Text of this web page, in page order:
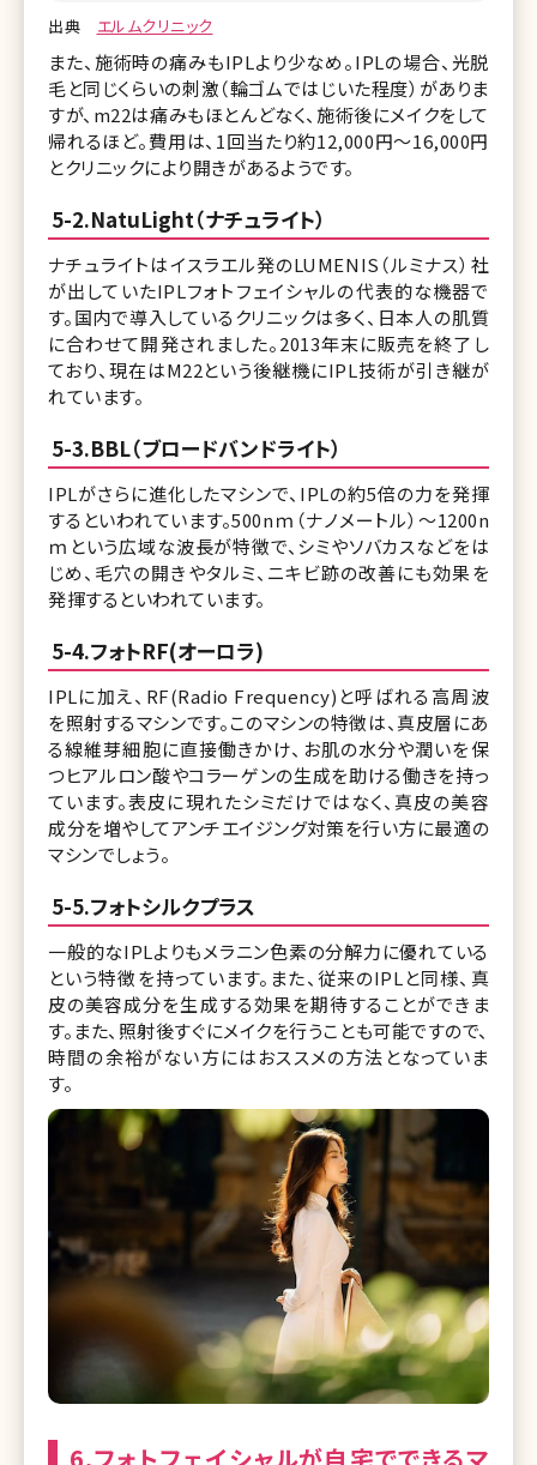
出典 エルムクリニック
また、施術時の痛みもIPLより少なめ。IPLの場合、光脱
毛と同じくらいの刺激（輪ゴムではじいた程度）がありま
すが、m22は痛みもほとんどなく、施術後にメイクをして
帰れるほど。費用は、1回当たり約12,000円〜16,000円
とクリニックにより開きがあるようです。
5-2.NatuLight（ナチュライト）
ナチュライトはイスラエル発のLUMENIS（ルミナス）社
が出していたIPLフォトフェイシャルの代表的な機器で
す。国内で導入しているクリニックは多く、日本人の肌質
に合わせて開発されました。2013年末に販売を終了し
ており、現在はM22という後継機にIPL技術が引き継が
れています。
5-3.BBL（ブロードバンドライト）
IPLがさらに進化したマシンで、IPLの約5倍の力を発揮
するといわれています。500nｍ（ナノメートル）～1200n
ｍという広域な波長が特徴で、シミやソバカスなどをは
じめ、毛穴の開きやタルミ、ニキビ跡の改善にも効果を
発揮するといわれています。
5-4.フォトRF(オーロラ)
IPLに加え、RF(Radio Frequency)と呼ばれる高周波
を照射するマシンです。このマシンの特徴は、真皮層にあ
る線維芽細胞に直接働きかけ、お肌の水分や潤いを保
つヒアルロン酸やコラーゲンの生成を助ける働きを持っ
ています。表皮に現れたシミだけではなく、真皮の美容
成分を増やしてアンチエイジング対策を行い方に最適の
マシンでしょう。
5-5.フォトシルクプラス
一般的なIPLよりもメラニン色素の分解力に優れている
という特徴を持っています。また、従来のIPLと同様、真
皮の美容成分を生成する効果を期待することができま
す。また、照射後すぐにメイクを行うことも可能ですので、
時間の余裕がない方にはおススメの方法となっていま
す。